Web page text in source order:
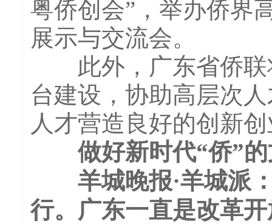
粤侨创会”，举办侨界
展示与交流会。
此外，广东省侨联
台建设，协助高层次
人才营造良好的创新
做好新时代“侨”的
羊城晚报·羊城派：
行。广东一直是改革